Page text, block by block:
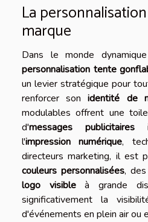
La
marque
Dans le monde
personnalisation tente
un levier stratégique pour
renforcer sonidentité de
modulables offrent une
d'messages publicitaires
l'impression numérique,
directeurs marketing, il est
couleurs personnalisées,
logo visibleà grande
significativement la
d'événements en plein air ou